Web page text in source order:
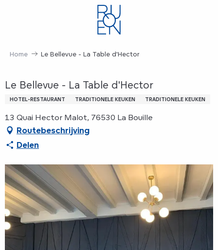
Home Le Bellevue - La Table d'Hector
Le Bellevue - La Table d'Hector
HOTEL-RESTAURANT TRADITIONELE KEUKEN TRADITIONELE KEUKEN
13 Quai Hector Malot, 76530 La Bouille
Routebeschrijving
Delen